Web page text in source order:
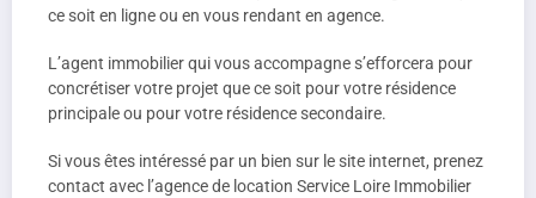
ce soit en ligne ou en vous rendant en agence.
L’agent immobilier qui vous accompagne s’efforcera pour
concrétiser votre projet que ce soit pour votre résidence
principale ou pour votre résidence secondaire.
Si vous êtes intéressé par un bien sur le site internet, prenez
contact avec l’agence de location Service Loire Immobilier